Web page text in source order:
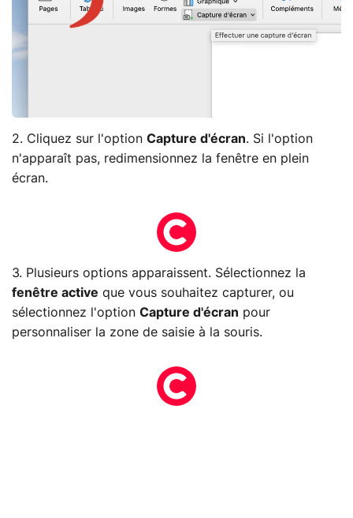
2. Cliquez sur l'option Capture d'écran. Si l'option
n'apparaît pas, redimensionnez la fenêtre en plein
écran.
3. Plusieurs options apparaissent. Sélectionnez la
fenêtre active que vous souhaitez capturer, ou
sélectionnez l'option Capture d'écran pour
personnaliser la zone de saisie à la souris.